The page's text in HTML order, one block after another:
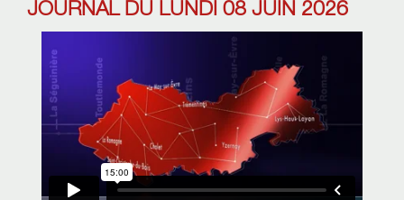
JOURNAL DU LUNDI 08 JUIN 2026